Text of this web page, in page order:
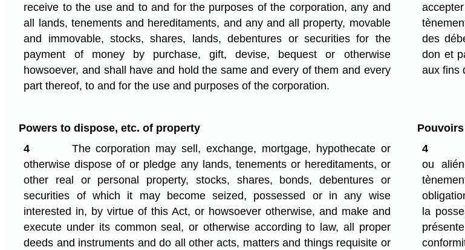
receive to the use and to and for the purposes of the corporation, any and
all lands, tenements and hereditaments, and any and all property, movable
and immovable, stocks, shares, lands, debentures or securities for the
payment of money by purchase, gift, devise, bequest or otherwise
howsoever, and shall have and hold the same and every of them and every
part thereof, to and for the use and purposes of the corporation.
des
don et
aux fins
Powers to dispose, etc. of property
4
The corporation may sell, exchange, mortgage, hypothecate or
otherwise dispose of or pledge any lands, tenements or hereditaments, or
other real or personal property, stocks, shares, bonds, debentures or
securities of which it may become seized, possessed or in any wise
interested in, by virtue of this Act, or howsoever otherwise, and make and
execute under its common seal, or otherwise according to law, all proper
deeds and instruments and do all other acts, matters and things requisite or
4
ou
la